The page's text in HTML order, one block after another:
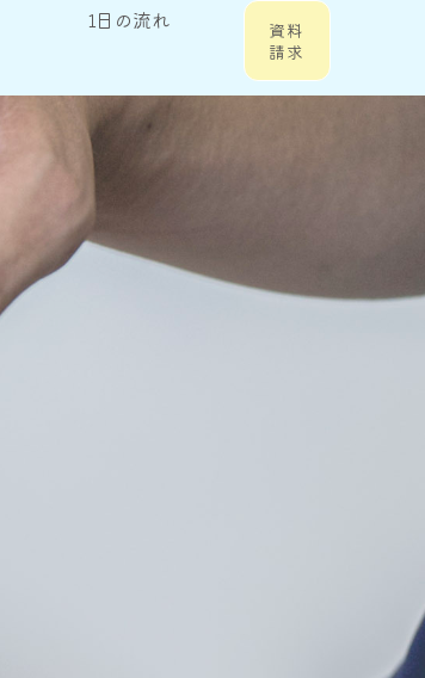
1日の流れ
資料
請求